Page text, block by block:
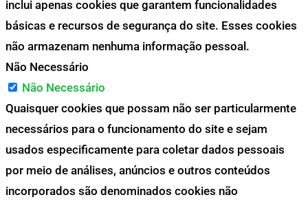
inclui apenas cookies que garantem funcionalidades
básicas e recursos de segurança do site. Esses cookies
não armazenam nenhuma informação pessoal.
Não Necessário
Não Necessário
Quaisquer cookies que possam não ser particularmente
necessários para o funcionamento do site e sejam
usados especificamente para coletar dados pessoais
por meio de análises, anúncios e outros conteúdos
incorporados são denominados cookies não